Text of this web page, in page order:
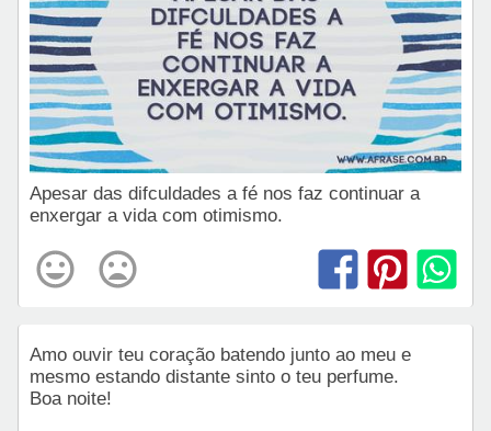
Apesar das difculdades a fé nos faz continuar a
enxergar a vida com otimismo.
Amo ouvir teu coração batendo junto ao meu e
mesmo estando distante sinto o teu perfume.
Boa noite!